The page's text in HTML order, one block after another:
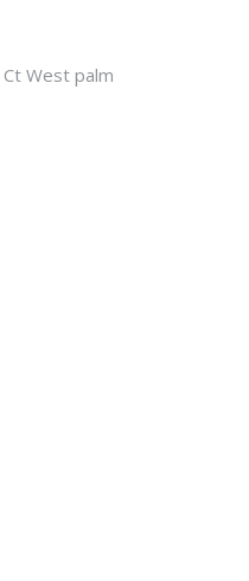
West palm